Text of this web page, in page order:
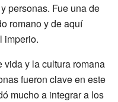
personas. Fue una de
romano y de aquí
imperio.
vida y la cultura romana
fueron clave en este
mucho a integrar a los